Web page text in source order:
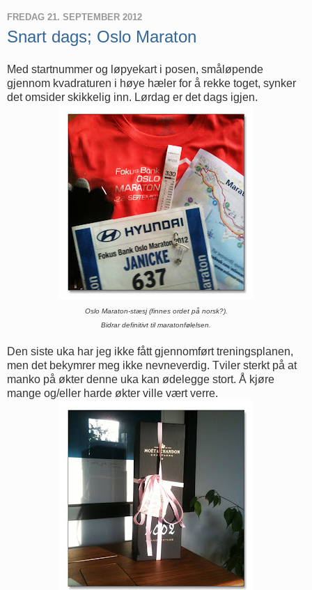
FREDAG 21. SEPTEMBER 2012
Snart dags; Oslo Maraton
Med startnummer og løpyekart i posen, småløpende
gjennom kvadraturen i høye hæler for å rekke toget, synker
det omsider skikkelig inn. Lørdag er det dags igjen.
Oslo Maraton-stæsj (finnes ordet på norsk?).
Bidrar definitivt til maratonfølelsen.
Den siste uka har jeg ikke fått gjennomført treningsplanen,
men det bekymrer meg ikke nevneverdig. Tviler sterkt på at
manko på økter denne uka kan ødelegge stort. Å kjøre
mange og/eller harde økter ville vært verre.